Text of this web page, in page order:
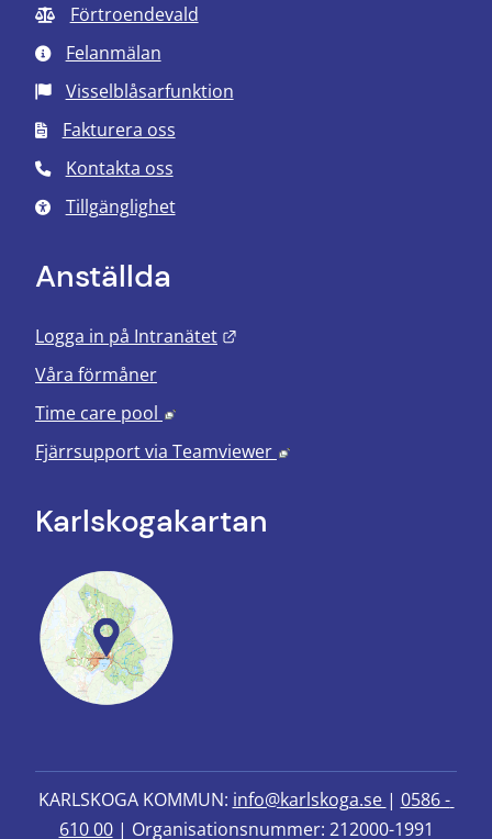
Förtroendevald
Felanmälan
Visselblåsarfunktion
Fakturera oss
Kontakta oss
Tillgänglighet
Anställda
Logga in på Intranätet
Våra förmåner
Time care pool
Länk till annan webbplats, öppnas i
Fjärrsupport via Teamviewer Länk till annan
Karlskoga­kartan
KARLSKOGA KOMMUN: info@karlskoga.se | 0586 -
610 00 | Organisationsnummer: 212000-1991